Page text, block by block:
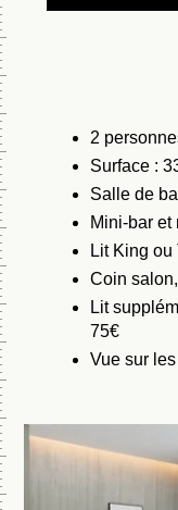
2
Surface :
Salle de
Mini-bar
Lit King ou
Coin
Lit
75€
Vue sur